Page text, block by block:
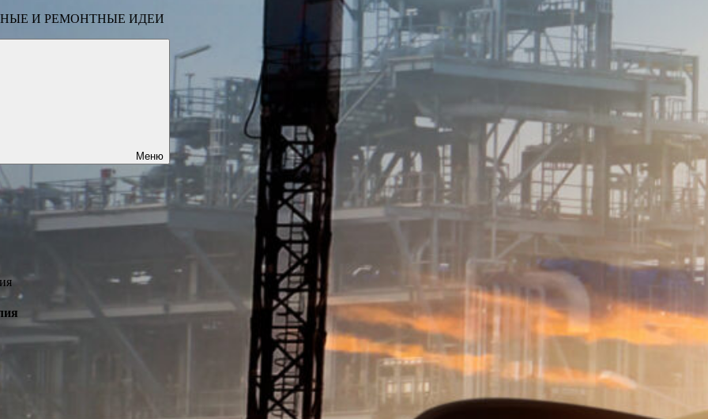
И РЕМОНТНЫЕ ИДЕИ
Меню